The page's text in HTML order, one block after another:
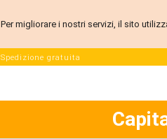
Spedizione gratuita
Per migliorare i nostri servizi, il sito